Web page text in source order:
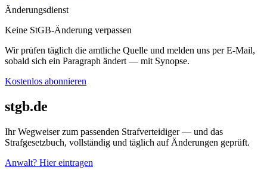
Änderungsdienst
Keine StGB-Änderung verpassen
Wir prüfen täglich die amtliche Quelle und melden uns per E-Mail,
sobald sich ein Paragraph ändert — mit Synopse.
Kostenlos abonnieren
stgb.de
Ihr Wegweiser zum passenden Strafverteidiger — und das
Strafgesetzbuch, vollständig und täglich auf Änderungen geprüft.
Anwalt? Hier eintragen